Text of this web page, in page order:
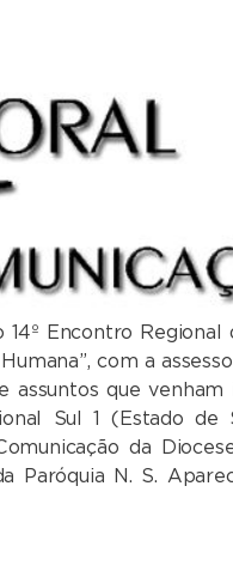
Encontro Regional
com a
que venham
Sul 1 (Estado de
da
Paróquia N. S.